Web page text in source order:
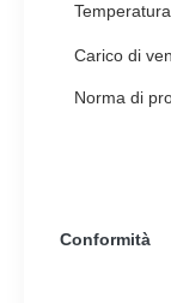
Carico di
Norma di
Conformità